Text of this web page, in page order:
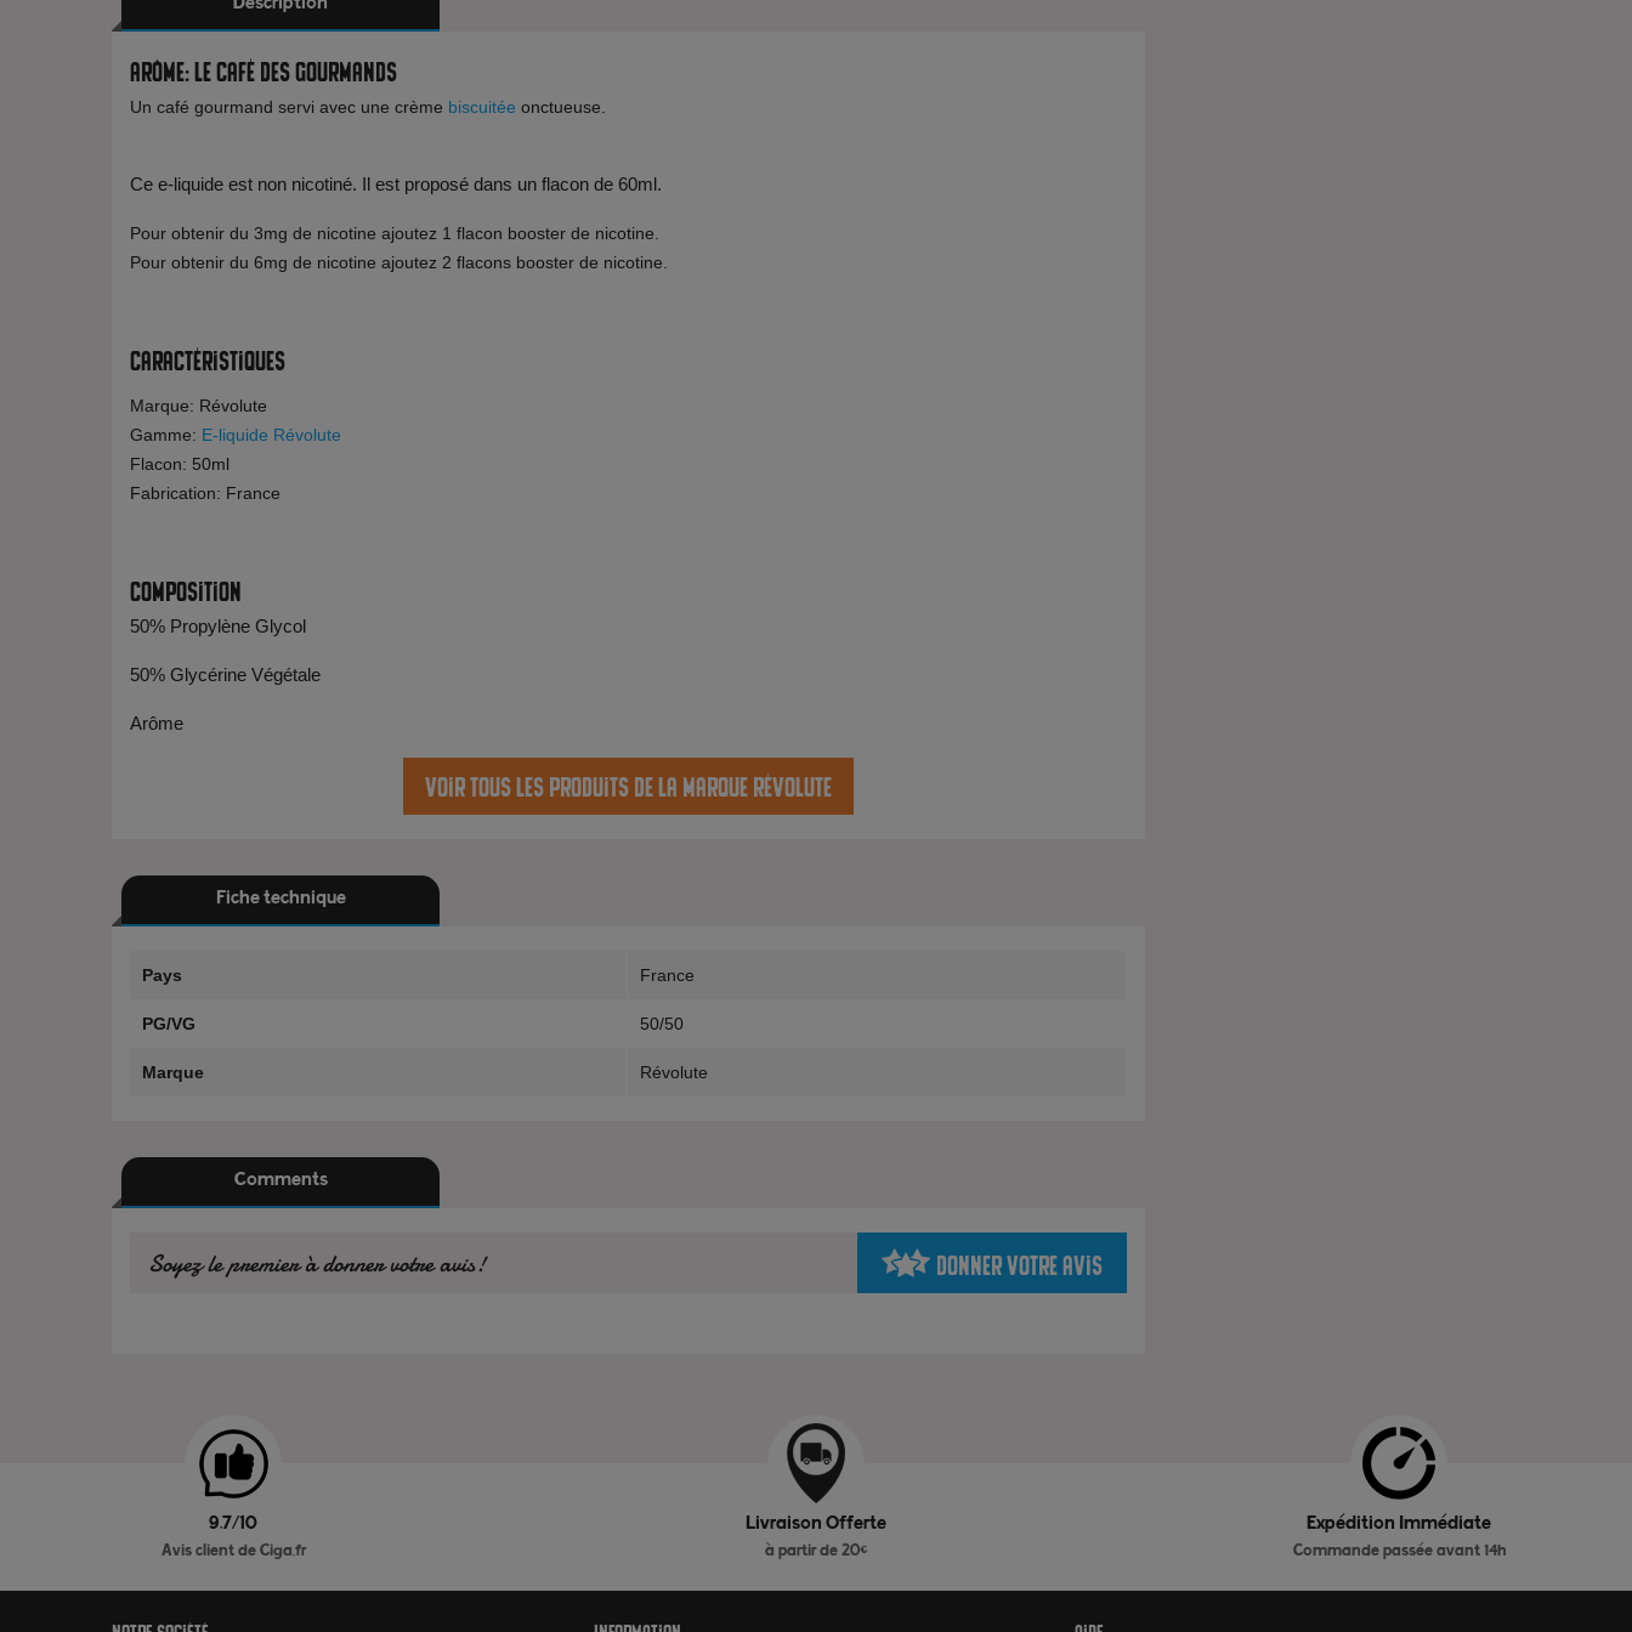
Description
Arôme: Le café des gourmands
Un café gourmand servi avec une crème biscuitée onctueuse.
Ce e-liquide est non nicotiné. Il est proposé dans un flacon de 60ml.
Pour obtenir du 3mg de nicotine ajoutez 1 flacon booster de nicotine.
Pour obtenir du 6mg de nicotine ajoutez 2 flacons booster de nicotine.
Caractéristiques
Marque: Révolute
Gamme: E-liquide Révolute
Flacon: 50ml
Fabrication: France
Composition
50% Propylène Glycol
50% Glycérine Végétale
Arôme
Voir tous les produits de la marque Révolute
Fiche technique
Pays France
PG/VG 50/50
Marque Révolute
Comments
Soyez le premier à donner votre avis! Donner votre avis
9.7/10
Avis client de Ciga.fr
Livraison Offerte
à partir de 20€
Expédition Immédiate
Commande passée avant 14h